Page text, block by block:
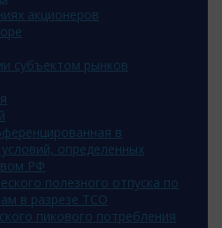
акционеров
субъектом рынков
в
определенных
РФ
полезного отпуска по
в разрезе ТСО
пикового потребления